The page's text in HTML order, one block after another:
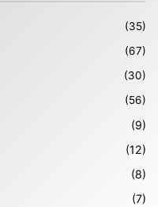
(35)
(67)
(30)
(56)
(9)
(12)
(8)
(7)